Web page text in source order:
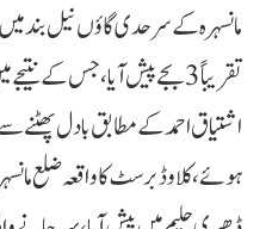
مانسہرہ کے سرحدی گاؤں نیل بند
ہوئے، کلاوڈ برسٹ کا واقعہ ضلع